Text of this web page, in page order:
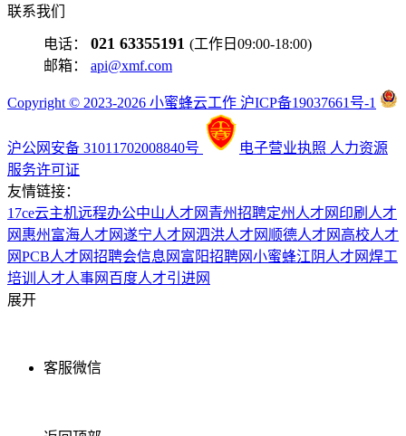
联系我们
电话： 021 63355191 (工作日09:00-18:00)
邮箱： api@xmf.com
Copyright © 2023-2026 小蜜蜂云工作 沪ICP备19037661号-1
沪公网安备 31011702008840号 电子营业执照 人力资源
服务许可证
友情链接：
17ce云主机远程办公中山人才网 青州招聘定州人才网 印刷人才
网 惠州富海人才网遂宁人才网泗洪人才网 顺德人才网 高校人才
网PCB人才网招聘会信息网 富阳招聘网小蜜蜂江阴人才网焊工
培训 人才人事网 百度人才引进网
展开
客服微信